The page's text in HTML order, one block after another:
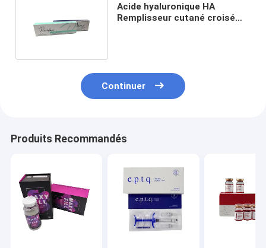
Acide hyaluronique HA
Remplisseur cutané croisé
Continuer
Produits Recommandés